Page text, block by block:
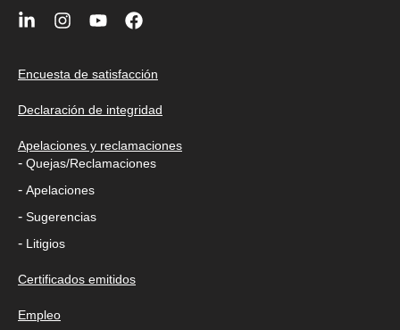
Encuesta de satisfacción
Declaración de integridad
Apelaciones y reclamaciones
- Quejas/Reclamaciones
- Apelaciones
- Sugerencias
- Litigios
Certificados emitidos
Empleo